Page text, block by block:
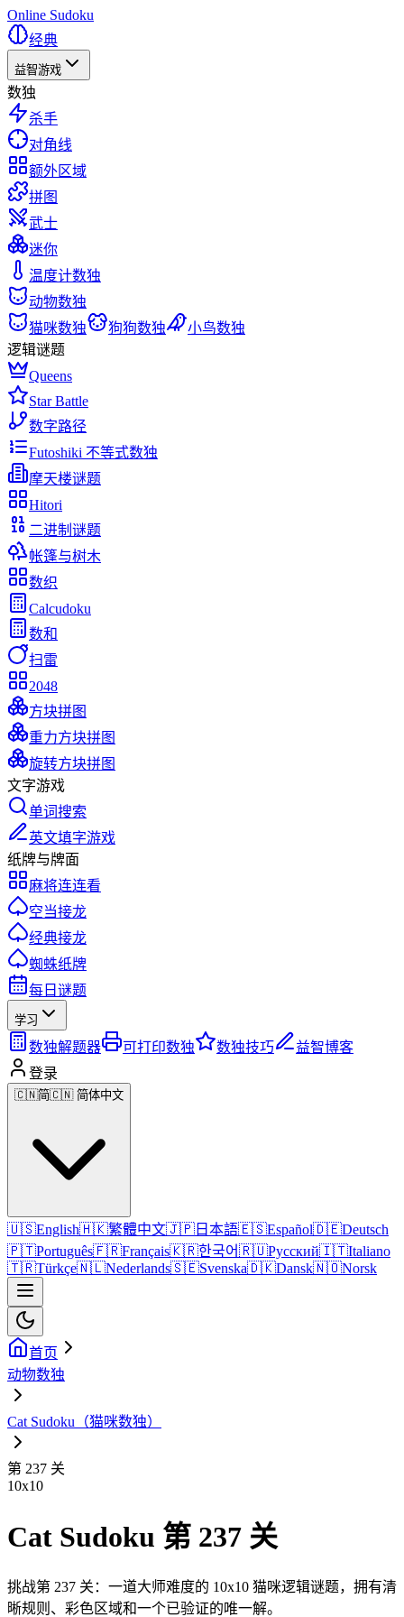
Online Sudoku
经典
益智游戏
数独
杀手
对角线
额外区域
拼图
武士
迷你
温度计数独
动物数独
猫咪数独
狗狗数独
小鸟数独
逻辑谜题
Queens
Star Battle
数字路径
Futoshiki 不等式数独
摩天楼谜题
Hitori
二进制谜题
帐篷与树木
数织
Calcudoku
数和
扫雷
2048
方块拼图
重力方块拼图
旋转方块拼图
文字游戏
单词搜索
英文填字游戏
纸牌与牌面
麻将连连看
空当接龙
经典接龙
蜘蛛纸牌
每日谜题
学习
数独解题器 可打印数独 数独技巧
益智博客
登录
🇨🇳简🇨🇳 简体中文
🇺🇸English🇭🇰繁體中文🇯🇵 日本語🇪🇸Español🇩🇪Deutsch
🇵🇹Português🇫🇷Français🇰🇷한국어🇷🇺Русский🇮🇹Italiano
🇹🇷Türkçe🇳🇱Nederlands🇸🇪Svenska🇩🇰Dansk🇳🇴Norsk
首页
动物数独
Cat Sudoku（猫咪数独）
第 237 关
10x10
Cat Sudoku 第 237 关
挑战第 237 关：一道大师难度的 10x10 猫咪逻辑谜题，拥有清
晰规则、彩色区域和一个已验证的唯一解。